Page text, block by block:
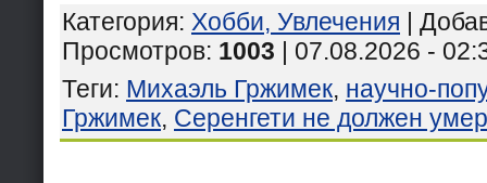
Категория: Хобби, Увлечения |
Просмотров: 1003 | 07.08.2026 -
Теги: Михаэль Гржимек, научно-
Гржимек, Серенгети не должен